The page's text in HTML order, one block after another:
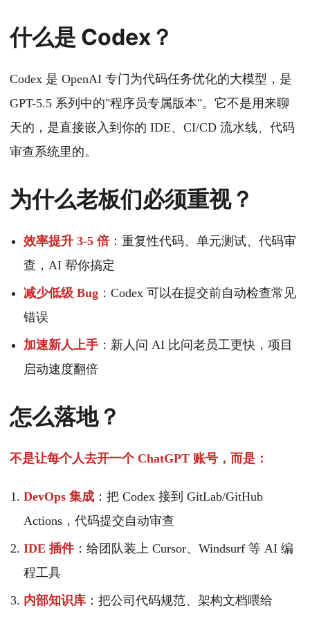
什么是 Codex？
Codex 是 OpenAI 专门为代码任务优化的大模型，是
GPT-5.5 系列中的"程序员专属版本"。它不是用来聊
天的，是直接嵌入到你的 IDE、CI/CD 流水线、代码
审查系统里的。
为什么老板们必须重视？
效率提升 3-5 倍：重复性代码、单元测试、代码审
查，AI 帮你搞定
减少低级 Bug ：Codex 可以在提交前自动检查常见
错误
加速新人上手 ：新人问 AI 比问老员工更快，项目
启动速度翻倍
怎么落地？
不是让每个人去开一个 ChatGPT 账号，而是：
DevOps 集成 ：把 Codex 接到 GitLab/GitHub
Actions，代码提交自动审查
IDE 插件：给团队装上 Cursor、Windsurf 等 AI 编
程工具
内部知识库 ：把公司代码规范、架构文档喂给